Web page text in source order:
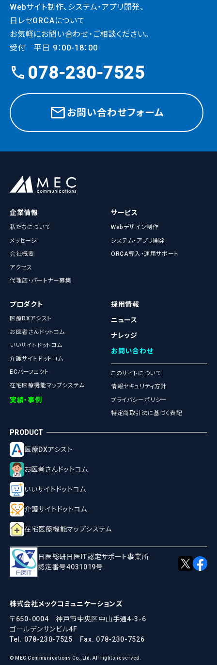
Webサイト制作、システム・アプリ開発、
日レセORCAについて
お気軽にお問い合わせ・ご相談ください。
受付 平日 9：00-18：00
078-230-7525
お問い合わせフォーム
企業情報
私たちについて
メッセージ
会社概要
アクセス
代理店・パートナー募集
サービス
Webデザイン制作
システム・アプリ開発
ORCA導入・運用サポート
プロダクト
医療DXアシスト
お医者さんドットコム
いいサイトドットコム
介護サイトドットコム
ECパーフェクト
在宅医療機能マップシステム
実績・事例
採用情報
ニュース
ナレッジ
お問い合わせ
このサイトについて
情報セキュリティ方針
プライバシーポリシー
特定商取引法に基づく表記
医療DXアシスト
お医者さんドットコム
いいサイトドットコム
介護サイトドットコム
在宅医療機能マップシステム
日医総研日医IT認定サポート事業所
認定番号4031019号
株式会社メックコミュニケーションズ
〒650-0004 神戸市中央区中山手通4-3-6
ゴールデンサンビル4F
Tel. 078-230-7525
Fax. 078-230-7526
© MEC Communications Co.,Ltd. All rights reserved.